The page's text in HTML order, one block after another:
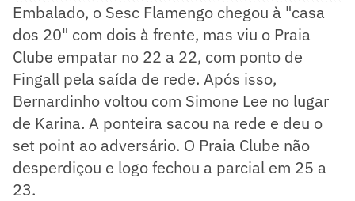
Embalado, o Sesc Flamengo chegou à "casa
dos 20" com dois à frente, mas viu o Praia
Clube empatar no 22 a 22, com ponto de
Fingall pela saída de rede. Após isso,
Bernardinho voltou com Simone Lee no lugar
de Karina. A ponteira sacou na rede e deu o
set point ao adversário. O Praia Clube não
desperdiçou e logo fechou a parcial em 25 a
23.